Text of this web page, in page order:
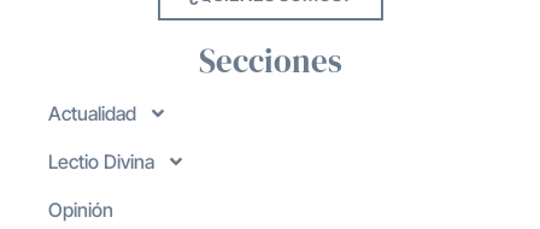
Secciones
Actualidad
Lectio Divina
Opinión